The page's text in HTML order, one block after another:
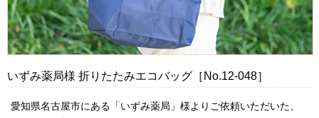
いずみ薬局様 折りたたみエコバッグ［No.12-048］
愛知県名古屋市にある「いずみ薬局」様よりご依頼いただいた、